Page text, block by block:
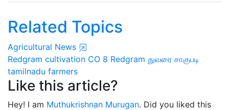
Related Topics
Agricultural News
Redgram cultivation CO 8 Redgram துவரை சாகுபடி
tamilnadu farmers
Like this article?
Hey! I am Muthukrishnan Murugan. Did you liked this